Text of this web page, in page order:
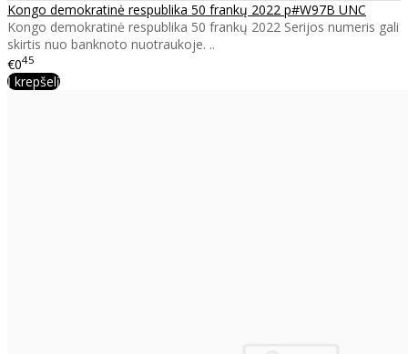
Kongo demokratinė respublika 50 frankų 2022 p#W97B UNC
Kongo demokratinė respublika 50 frankų 2022 Serijos numeris gali
skirtis nuo banknoto nuotraukoje. ..
€045
Į krepšelį